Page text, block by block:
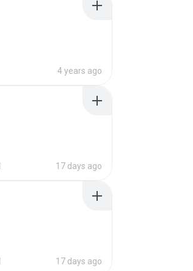
4 years ago
17 days ago
17 days ago